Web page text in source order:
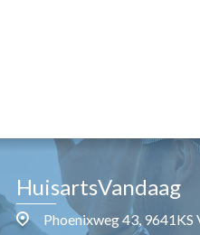
HuisartsVandaag
Phoenixweg 43, 9641KS